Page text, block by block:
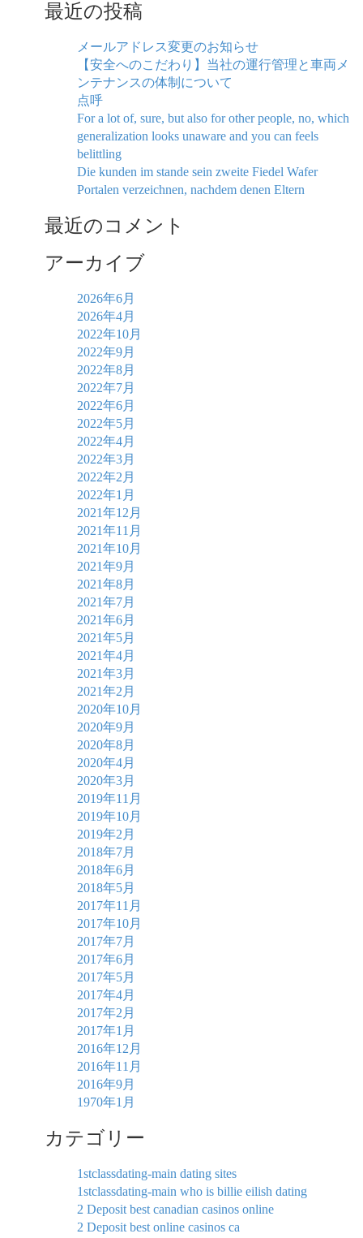
最近の投稿
メールアドレス変更のお知らせ
【安全へのこだわり】当社の運行管理と車両メ
ンテナンスの体制について
点呼
For a lot of, sure, but also for other people, no, which
generalization looks unaware and you can feels
belittling
Die kunden im stande sein zweite Fiedel Wafer
Portalen verzeichnen, nachdem denen Eltern
最近のコメント
アーカイブ
2026年6月
2026年4月
2022年10月
2022年9月
2022年8月
2022年7月
2022年6月
2022年5月
2022年4月
2022年3月
2022年2月
2022年1月
2021年12月
2021年11月
2021年10月
2021年9月
2021年8月
2021年7月
2021年6月
2021年5月
2021年4月
2021年3月
2021年2月
2020年10月
2020年9月
2020年8月
2020年4月
2020年3月
2019年11月
2019年10月
2019年2月
2018年7月
2018年6月
2018年5月
2017年11月
2017年10月
2017年7月
2017年6月
2017年5月
2017年4月
2017年2月
2017年1月
2016年12月
2016年11月
2016年9月
1970年1月
カテゴリー
1stclassdating-main dating sites
1stclassdating-main who is billie eilish dating
2 Deposit best canadian casinos online
2 Deposit best online casinos ca